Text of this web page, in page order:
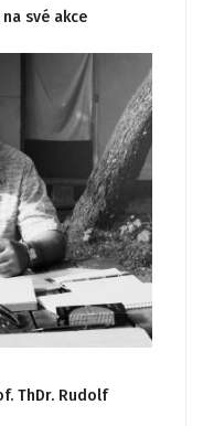
své akce
ThDr. Rudolf